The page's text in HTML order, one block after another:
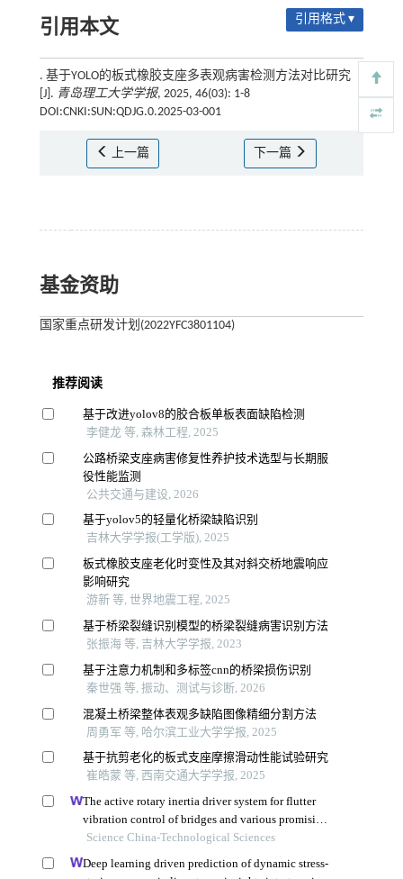
引用本文 引用格式 ▾
. 基于YOLO的板式橡胶支座多表观病害检测方法对比研究
[J]. 青岛理工大学学报, 2025, 46(03): 1-8
DOI:CNKI:SUN:QDJG.0.2025-03-001
上一篇 下一篇
基金资助
国家重点研发计划(2022YFC3801104)